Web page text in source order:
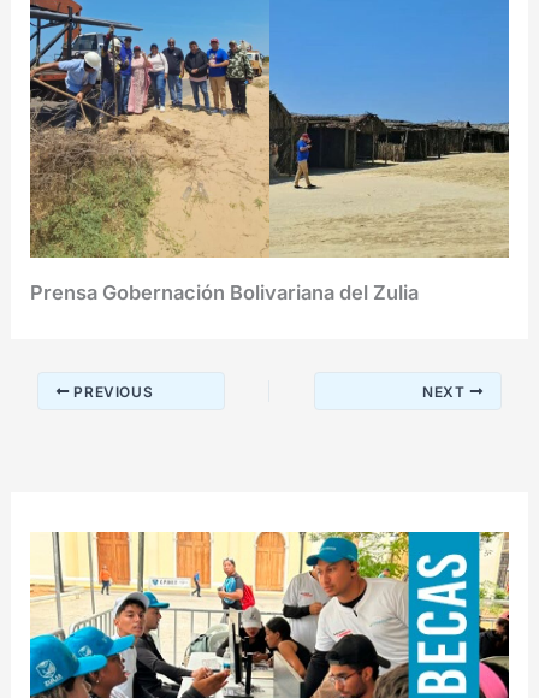
Prensa Gobernación Bolivariana del Zulia
PREVIOUS NEXT